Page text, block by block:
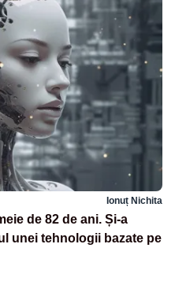
Ionuț Nichita
de 82 de ani. Și-a
unei tehnologii bazate pe